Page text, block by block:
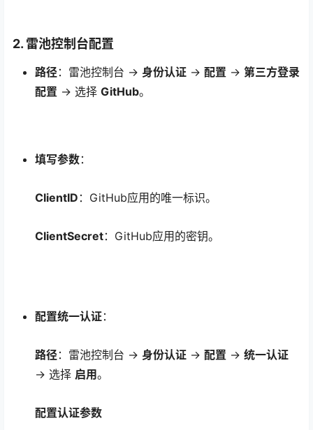
2. 雷池控制台配置
路径：雷池控制台 → 身份认证 → 配置 → 第三方登录
配置 → 选择 GitHub。
填写参数：
ClientID ：GitHub应用的唯一标识。
ClientSecret：GitHub应用的密钥。
配置统一认证：
路径：雷池控制台 → 身份认证 → 配置 → 统一认证
→ 选择 启用。
配置认证参数